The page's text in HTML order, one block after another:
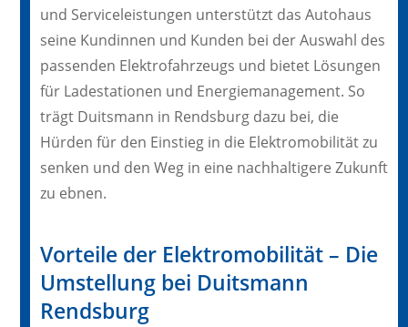
und Serviceleistungen unterstützt das Autohaus
seine Kundinnen und Kunden bei der Auswahl des
passenden Elektrofahrzeugs und bietet Lösungen
für Ladestationen und Energiemanagement. So
trägt Duitsmann in Rendsburg dazu bei, die
Hürden für den Einstieg in die Elektromobilität zu
senken und den Weg in eine nachhaltigere Zukunft
zu ebnen.
Vorteile der Elektromobilität – Die
Umstellung bei Duitsmann
Rendsburg